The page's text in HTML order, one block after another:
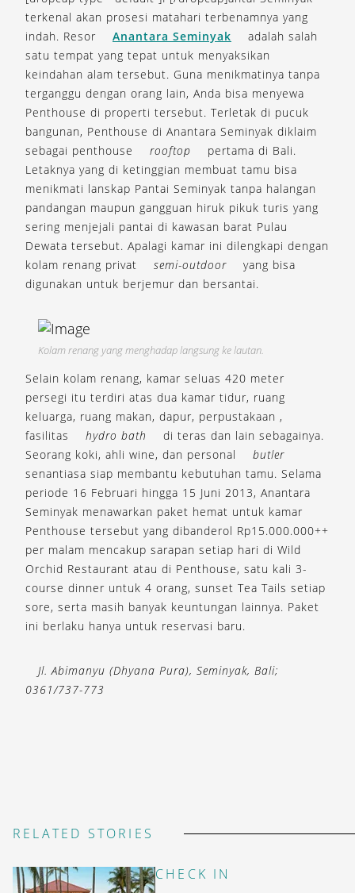
terkenal akan prosesi matahari terbenamnya yang
indah. Resor
Anantara Seminyak
adalah salah
satu tempat yang tepat untuk menyaksikan
keindahan alam tersebut. Guna menikmatinya tanpa
terganggu dengan orang lain, Anda bisa menyewa
Penthouse di properti tersebut. Terletak di pucuk
bangunan, Penthouse di Anantara Seminyak diklaim
sebagai penthouse
rooftop
pertama di Bali.
Letaknya yang di ketinggian membuat tamu bisa
menikmati lanskap Pantai Seminyak tanpa halangan
pandangan maupun gangguan hiruk pikuk turis yang
sering menjejali pantai di kawasan barat Pulau
Dewata tersebut. Apalagi kamar ini dilengkapi dengan
kolam renang privat
semi-outdoor
yang bisa
digunakan untuk berjemur dan bersantai.
Kolam renang yang menghadap langsung ke lautan.
Selain kolam renang, kamar seluas 420 meter
persegi itu terdiri atas dua kamar tidur, ruang
keluarga, ruang makan, dapur, perpustakaan ,
fasilitas
hydro bath
di teras dan lain sebagainya.
Seorang koki, ahli wine, dan personal
butler
senantiasa siap membantu kebutuhan tamu. Selama
periode 16 Februari hingga 15 Juni 2013, Anantara
Seminyak menawarkan paket hemat untuk kamar
Penthouse tersebut yang dibanderol Rp15.000.000++
per malam mencakup sarapan setiap hari di Wild
Orchid Restaurant atau di Penthouse, satu kali 3-
course dinner untuk 4 orang, sunset Tea Tails setiap
sore, serta masih banyak keuntungan lainnya. Paket
ini berlaku hanya untuk reservasi baru.
Jl. Abimanyu (Dhyana Pura), Seminyak, Bali;
0361/737-773
RELATED STORIES
CHECK IN